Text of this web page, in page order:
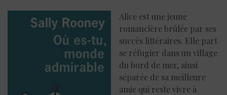
Alice est une jeune
romancière brûlée par ses
succès littéraires. Elle part
se réfugier dans un village
du bord de mer, ainsi
séparée de sa meilleure
amie qui reste vivre à